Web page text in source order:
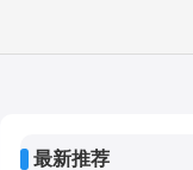
最新推荐